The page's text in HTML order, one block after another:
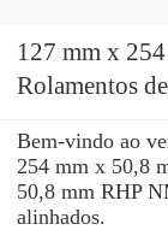
127 mm x 254 mm
Rolamentos
Bem-vindo ao
254 mm x 50,8
50,8 mm RHP
alinhados.